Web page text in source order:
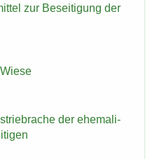
zur Be­sei­ti­gung der
der ehe­ma­li­